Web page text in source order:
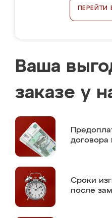
ПЕРЕЙТИ
Ваша
заказе у
договора
Сроки
после